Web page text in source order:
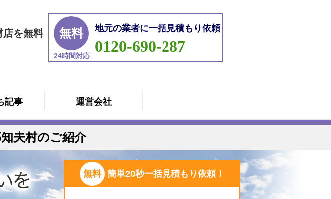
店を無料
無料
24時間対応
地元の業者に一括見積もり依頼
0120-690-287
記事 運営会社
夫村のご紹介
無料 簡単20秒一括見積もり依頼！